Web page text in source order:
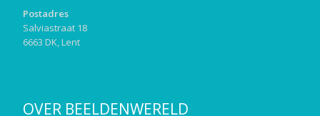
Postadres
Salviastraat 18
6663 DK, Lent
OVER BEELDENWERELD